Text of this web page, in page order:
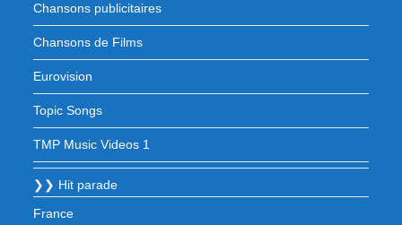
Chansons publicitaires
Chansons de Films
Eurovision
Topic Songs
TMP Music Videos 1
❯❯ Hit parade
France